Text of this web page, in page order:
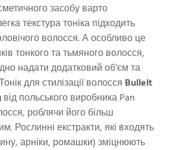
засобу варто
текстура тоніка підходить
волосся. А особливо це
тонкого та тьмяного волосся,
надати додатковий об’єм та
для стилізації волосся Bulleit
від польського виробника Pan
роблячи його більш
Рослинні екстракти, які входять
арніки, ромашки) зміцнюють